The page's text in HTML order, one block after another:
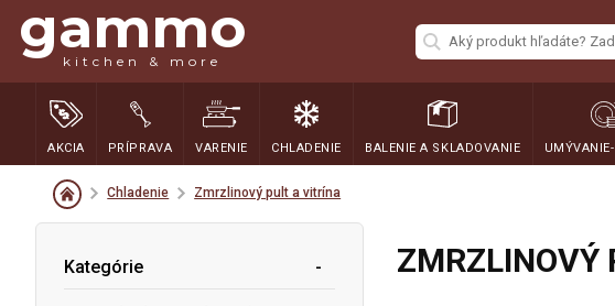
gammo
kitchen & more
AKCIA PRÍPRAVA VARENIE CHLADENIE BALENIE A SKLADOVANIE
Chladenie Zmrzlinový pult a vitrína
Kategórie ZMRZLINOVÝ